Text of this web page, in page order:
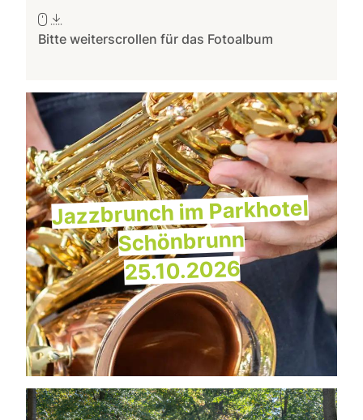
Bitte weiterscrollen für das Fotoalbum
Jazzbrunch im Parkhotel
Schönbrunn
25.10.2026